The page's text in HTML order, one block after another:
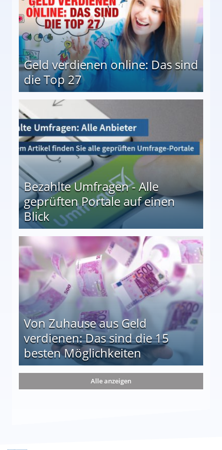
Geld verdienen online: Das sind
die Top 27
Bezahlte Umfragen - Alle
geprüften Portale auf einen
Blick
auf einen Blick
Von Zuhause aus Geld
verdienen: Das sind die 15
besten Möglichkeiten
die 15 besten Möglichkeiten
Alle anzeigen